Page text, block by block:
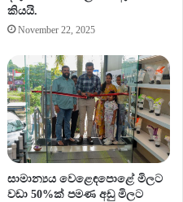
කියයි.
November 22, 2025
සාමාන්‍යය වෙළෙඳපොළේ මිලට
වඩා 50%ක් පමණ අඩු මිලට